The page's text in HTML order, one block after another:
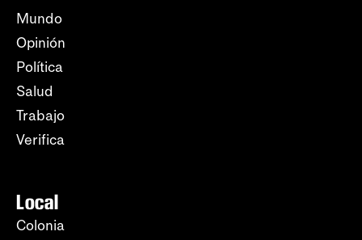
Mundo
Opinión
Política
Salud
Trabajo
Verifica
Local
Colonia